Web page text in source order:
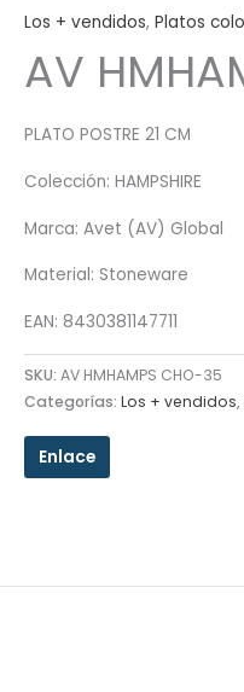
Los + vendidos, Platos
AV
PLATO POSTRE 21 CM
Colección: HAMPSHIRE
Marca: Avet (AV) Global
Material: Stoneware
EAN: 8430381147711
SKU: AV HMHAMPS CHO-35
Categorías: Los + vendidos,
Enlace